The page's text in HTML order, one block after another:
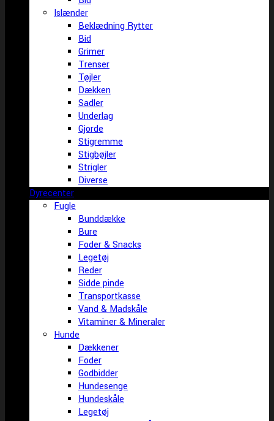
Islænder
Beklædning Rytter
Bid
Grimer
Trenser
Tøjler
Dækken
Sadler
Underlag
Gjorde
Stigremme
Stigbøjler
Strigler
Diverse
Dyrecenter
Fugle
Bunddække
Bure
Foder & Snacks
Legetøj
Reder
Sidde pinde
Transportkasse
Vand & Madskåle
Vitaminer & Mineraler
Hunde
Dækkener
Foder
Godbidder
Hundesenge
Hundeskåle
Legetøj